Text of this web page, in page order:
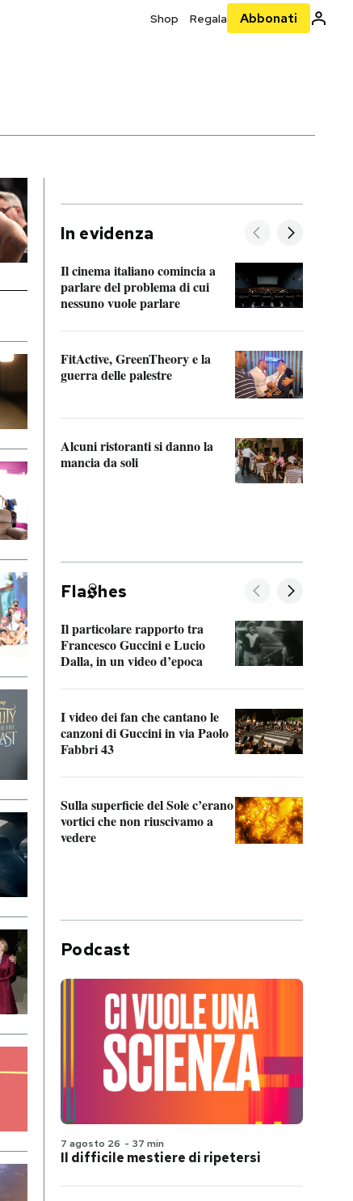
Shop Regala Abbonati
In evidenza
Il cinema italiano comincia a
parlare del problema di cui
nessuno vuole parlare
FitActive, GreenTheory e la
guerra delle palestre
Alcuni ristoranti si danno la
mancia da soli
Fla hes
Il particolare rapporto tra
Francesco Guccini e Lucio
Dalla, in un video d’epoca
I video dei fan che cantano le
canzoni di Guccini in via Paolo
Fabbri 43
Sulla superficie del Sole c’erano
vortici che non riuscivamo a
vedere
Podcast
7 agosto 26 - 37 min
Il difficile mestiere di ripetersi